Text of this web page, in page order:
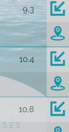
9,3
10,4
10,8